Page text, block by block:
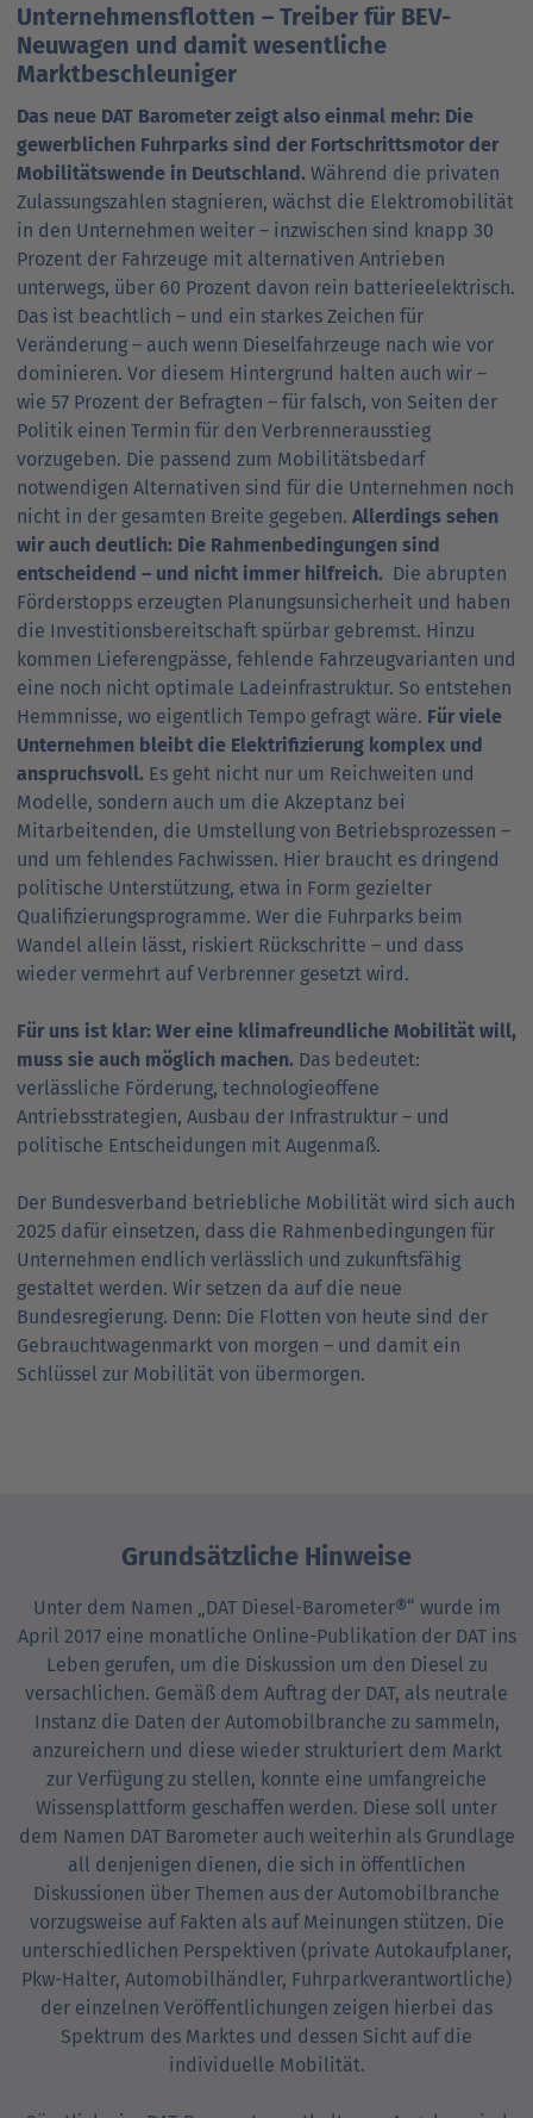
Unternehmensflotten – Treiber für BEV-
Neuwagen und damit wesentliche
Marktbeschleuniger
Das neue DAT Barometer zeigt also einmal mehr: Die
gewerblichen Fuhrparks sind der Fortschrittsmotor der
Mobilitätswende in Deutschland. Während die privaten
Zulassungszahlen stagnieren, wächst die Elektromobilität
in den Unternehmen weiter – inzwischen sind knapp 30
Prozent der Fahrzeuge mit alternativen Antrieben
unterwegs, über 60 Prozent davon rein batterieelektrisch.
Das ist beachtlich – und ein starkes Zeichen für
Veränderung – auch wenn Dieselfahrzeuge nach wie vor
dominieren. Vor diesem Hintergrund halten auch wir –
wie 57 Prozent der Befragten – für falsch, von Seiten der
Politik einen Termin für den Verbrennerausstieg
vorzugeben. Die passend zum Mobilitätsbedarf
notwendigen Alternativen sind für die Unternehmen noch
nicht in der gesamten Breite gegeben. Allerdings sehen
wir auch deutlich: Die Rahmenbedingungen sind
entscheidend – und nicht immer hilfreich. Die abrupten
Förderstopps erzeugten Planungsunsicherheit und haben
die Investitionsbereitschaft spürbar gebremst. Hinzu
kommen Lieferengpässe, fehlende Fahrzeugvarianten und
eine noch nicht optimale Ladeinfrastruktur. So entstehen
Hemmnisse, wo eigentlich Tempo gefragt wäre. Für viele
Unternehmen bleibt die Elektrifizierung komplex und
anspruchsvoll. Es geht nicht nur um Reichweiten und
Modelle, sondern auch um die Akzeptanz bei
Mitarbeitenden, die Umstellung von Betriebsprozessen –
und um fehlendes Fachwissen. Hier braucht es dringend
politische Unterstützung, etwa in Form gezielter
Qualifizierungsprogramme. Wer die Fuhrparks beim
Wandel allein lässt, riskiert Rückschritte – und dass
wieder vermehrt auf Verbrenner gesetzt wird.
Für uns ist klar: Wer eine klimafreundliche Mobilität will,
muss sie auch möglich machen. Das bedeutet:
verlässliche Förderung, technologieoffene
Antriebsstrategien, Ausbau der Infrastruktur – und
politische Entscheidungen mit Augenmaß.
Der Bundesverband betriebliche Mobilität wird sich auch
2025 dafür einsetzen, dass die Rahmenbedingungen für
Unternehmen endlich verlässlich und zukunftsfähig
gestaltet werden. Wir setzen da auf die neue
Bundesregierung. Denn: Die Flotten von heute sind der
Gebrauchtwagenmarkt von morgen – und damit ein
Schlüssel zur Mobilität von übermorgen.
Grundsätzliche Hinweise
Unter dem Namen „DAT Diesel-Barometer®“ wurde im
April 2017 eine monatliche Online-Publikation der DAT ins
Leben gerufen, um die Diskussion um den Diesel zu
versachlichen. Gemäß dem Auftrag der DAT, als neutrale
Instanz die Daten der Automobil­branche zu sammeln,
anzureichern und diese wieder strukturiert dem Markt
zur Verfügung zu stellen, konnte eine umfangreiche
Wissens­plattform geschaffen werden. Diese soll unter
dem Namen DAT Barometer auch weiterhin als Grundlage
all denjenigen dienen, die sich in öffentlichen
Diskussionen über Themen aus der Automobil­branche
vorzugsweise auf Fakten als auf Meinungen stützen. Die
unterschied­lichen Perspektiven (private Autokauf­planer,
Pkw-Halter, Automobil­händler, Fuhrpark­verantwortliche)
der einzelnen Veröffentlichungen zeigen hierbei das
Spektrum des Marktes und dessen Sicht auf die
individuelle Mobilität.